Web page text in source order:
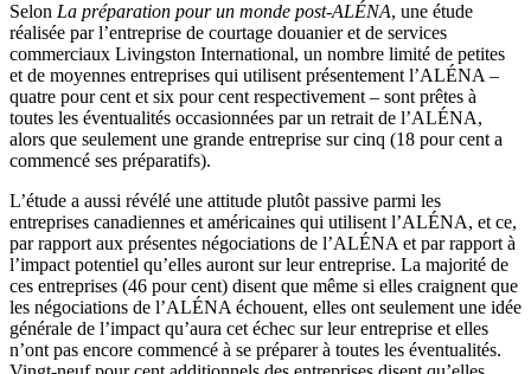
Selon La préparation pour un monde post-ALÉNA, une étude
réalisée par l’entreprise de courtage douanier et de services
commerciaux Livingston International, un nombre limité de petites
et de moyennes entreprises qui utilisent présentement l’ALÉNA –
quatre pour cent et six pour cent respectivement – sont prêtes à
toutes les éventualités occasionnées par un retrait de l’ALÉNA,
alors que seulement une grande entreprise sur cinq (18 pour cent a
commencé ses préparatifs).
L’étude a aussi révélé une attitude plutôt passive parmi les
entreprises canadiennes et américaines qui utilisent l’ALÉNA, et ce,
par rapport aux présentes négociations de l’ALÉNA et par rapport à
l’impact potentiel qu’elles auront sur leur entreprise. La majorité de
ces entreprises (46 pour cent) disent que même si elles craignent que
les négociations de l’ALÉNA échouent, elles ont seulement une idée
générale de l’impact qu’aura cet échec sur leur entreprise et elles
n’ont pas encore commencé à se préparer à toutes les éventualités.